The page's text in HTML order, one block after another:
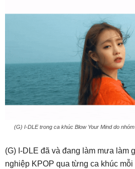
(G) I-DLE trong ca khúc Blow Your Mind do
(G) I-DLE đã và đang làm mưa làm
nghiệp KPOP qua từng ca khúc